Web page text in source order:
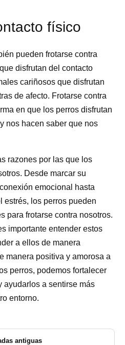
físico
pueden frotarse contra
disfrutan del contacto
cariñosos que disfrutan
de afecto. Frotarse contra
en que los perros disfrutan
nos hacen saber que nos
razones por las que los
Desde marcar su
emocional hasta
estrés, los perros pueden
para frotarse contra nosotros.
importante entender estos
a ellos de manera
manera positiva y amorosa a
perros, podemos fortalecer
ayudarlos a sentirse más
entorno.
antiguas